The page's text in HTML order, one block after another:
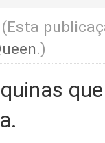
(Esta
.)